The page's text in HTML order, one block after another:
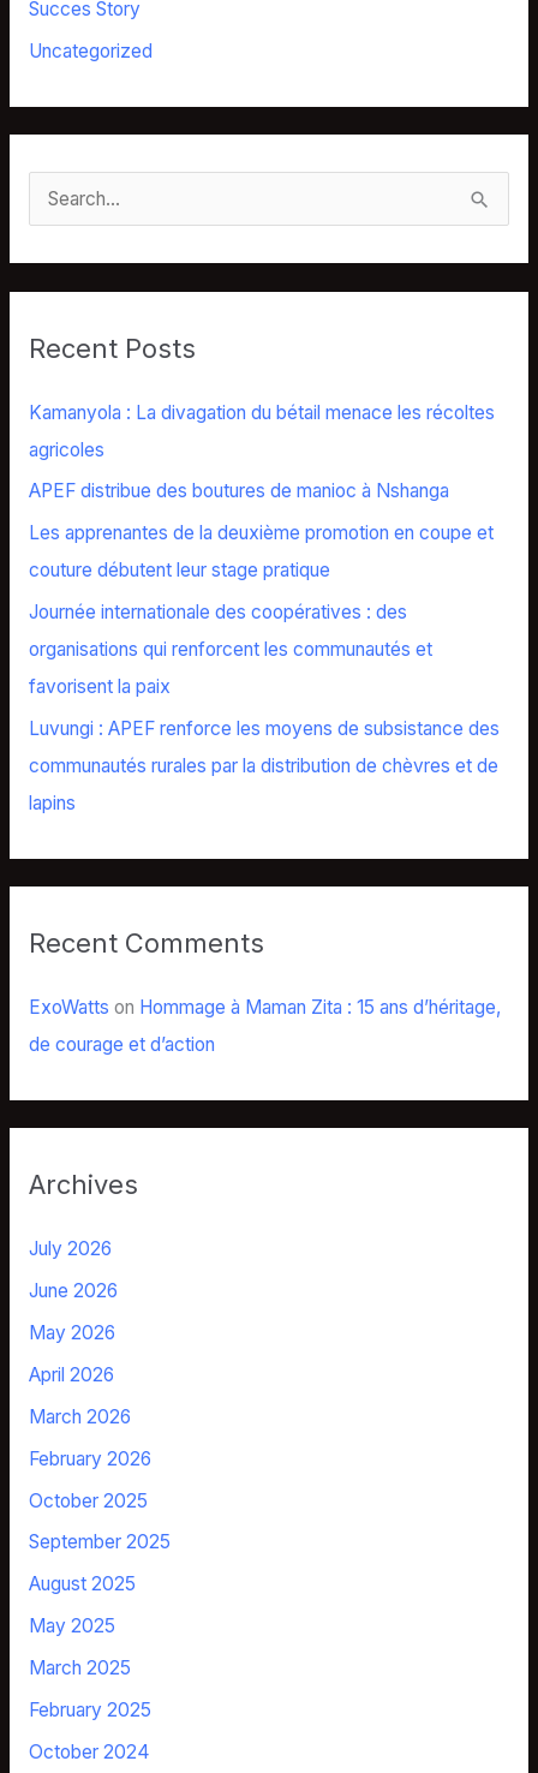
Succes Story
Uncategorized
c
r
:
Recent Posts
Kamanyola : La divagation du bétail menace les récoltes
agricoles
APEF distribue des boutures de manioc à Nshanga
Les apprenantes de la deuxième promotion en coupe et
couture débutent leur stage pratique
Journée internationale des coopératives : des
organisations qui renforcent les communautés et
favorisent la paix
Luvungi : APEF renforce les moyens de subsistance des
communautés rurales par la distribution de chèvres et de
lapins
Recent Comments
ExoWatts on Hommage à Maman Zita : 15 ans d’héritage,
de courage et d’action
Archives
July 2026
June 2026
May 2026
April 2026
March 2026
February 2026
October 2025
September 2025
August 2025
May 2025
March 2025
February 2025
October 2024